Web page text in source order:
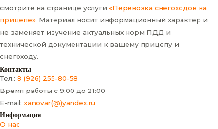
смотрите на странице услуги «Перевозка снегоходов на
прицепе». Материал носит информационный характер и
не заменяет изучение актуальных норм ПДД и
технической документации к вашему прицепу и
снегоходу.
Контакты
Тел.: 8 (926) 255-80-58
Время работы с 9:00 до 21:00
E-mail: xanovar(@)yandex.ru
Информация
О нас